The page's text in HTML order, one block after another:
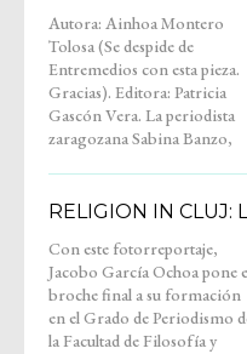
Autora: Ainhoa Montero
Tolosa (Se despide de
Entremedios con esta pieza.
Gracias). Editora: Patricia
Gascón Vera. La periodista
zaragozana Sabina Banzo,
tras años como reportera de
televisión y locutora de spots
para grandes marcas,
comenzó su andadura en
RELIGION IN CLUJ:
Con este fotorreportaje,
Jacobo García Ochoa pone
broche final a su formación
en el Grado de Periodismo
la Facultad de Filosofía y
Letras y cierra también su
etapa como colaborador
Entremedios. Su trabajo nos